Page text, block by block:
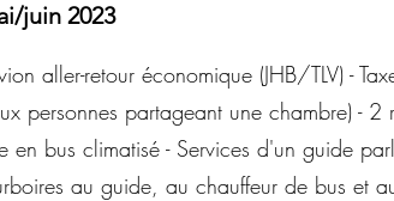
juin 2023
aller-retour économique (JHB/TLV) -
personnes partageant une chambre) -
en bus climatisé - Services d'un guide
au guide, au chauffeur de bus et